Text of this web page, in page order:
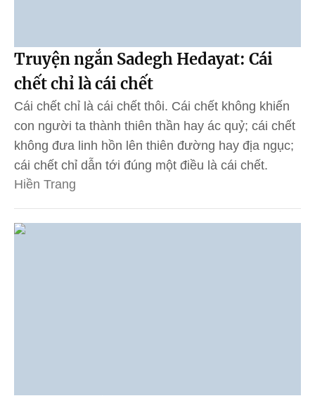
Truyện ngắn Sadegh Hedayat: Cái
chết chỉ là cái chết
Cái chết chỉ là cái chết thôi. Cái chết không khiến
con người ta thành thiên thần hay ác quỷ; cái chết
không đưa linh hồn lên thiên đường hay địa ngục;
cái chết chỉ dẫn tới đúng một điều là cái chết.
Hiền Trang